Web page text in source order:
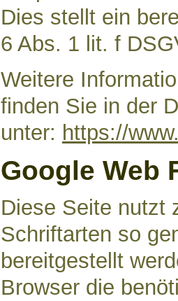
Dies stellt ein
6 Abs. 1 lit. f
Weitere
finden Sie in der
unter: https://
Google Web
Diese Seite nutzt
Schriftarten so
bereitgestellt
Browser die